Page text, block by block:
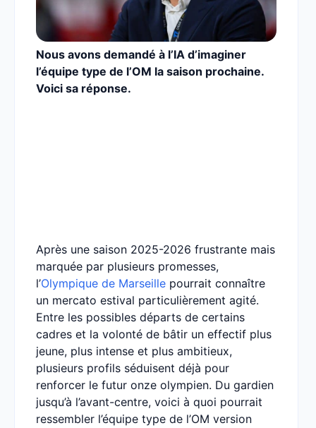
Nous avons demandé à l’IA d’imaginer
l’équipe type de l’OM la saison prochaine.
Voici sa réponse.
Après une saison 2025-2026 frustrante mais
marquée par plusieurs promesses,
l’Olympique de Marseille pourrait connaître
un mercato estival particulièrement agité.
Entre les possibles départs de certains
cadres et la volonté de bâtir un effectif plus
jeune, plus intense et plus ambitieux,
plusieurs profils séduisent déjà pour
renforcer le futur onze olympien. Du gardien
jusqu’à l’avant-centre, voici à quoi pourrait
ressembler l’équipe type de l’OM version